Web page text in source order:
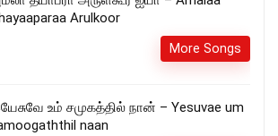
Arulkoor
More Songs
உம் சமுகத்தில் நான் – Yesuvae um
naan